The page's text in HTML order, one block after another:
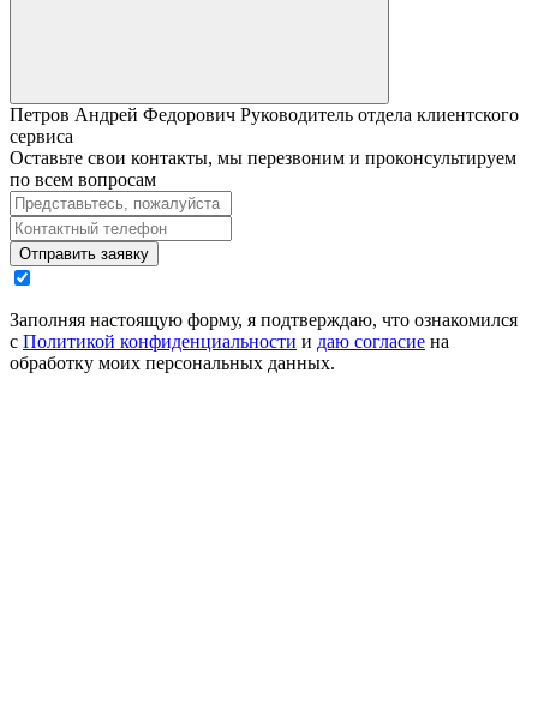
Петров Андрей Федорович Руководитель отдела клиентского
сервиса
Оставьте свои контакты, мы перезвоним и проконсультируем
по всем вопросам
Отправить заявку
Заполняя настоящую форму, я подтверждаю, что ознакомился
с Политикой конфиденциальности и даю согласие на
обработку моих персональных данных.